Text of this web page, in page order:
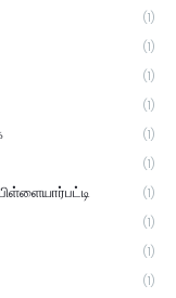
(1)
(1)
(1)
(1)
(1)
(1)
(1)
(1)
(1)
(1)